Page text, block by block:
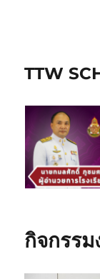
บทความ
TTW
กิจกรร